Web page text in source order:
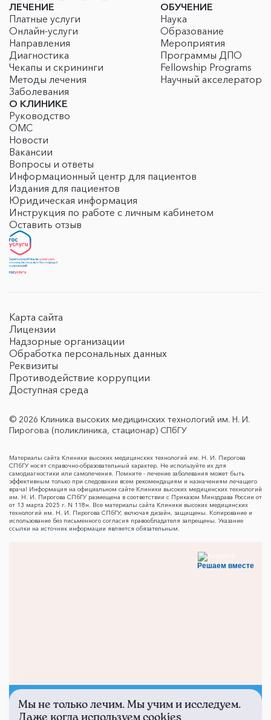
ЛЕЧЕНИЕ
Платные услуги
Онлайн-услуги
Направления
Диагностика
Чекапы и скрининги
Методы лечения
Заболевания
ОБУЧЕНИЕ
Наука
Образование
Мероприятия
Программы ДПО
Fellowship Programs
Научный акселератор
О КЛИНИКЕ
Руководство
ОМС
Новости
Вакансии
Вопросы и ответы
Информационный центр для пациентов
Издания для пациентов
Юридическая информация
Инструкция по работе с личным кабинетом
Оставить отзыв
Карта сайта
Лицензии
Надзорные организации
Обработка персональных данных
Реквизиты
Противодействие коррупции
Доступная среда
© 2026 Клиника высоких медицинских технологий им. Н. И.
Пирогова (поликлиника, стационар) СПбГУ
Материалы сайта Клиники высоких медицинских технологий им. Н. И. Пирогова
СПбГУ носят справочно-образовательный характер. Не используйте их для
самодиагностики или самолечения. Помните - лечение заболевания может быть
эффективным только при следовании всем рекомендациям и назначениям лечащего
врача! Информация на официальном сайте Клиники высоких медицинских технологий
им. Н. И. Пирогова СПбГУ размещена в соответствии с Приказом Минздрава России от
от 13 марта 2025 г. N 118н. Все материалы сайта Клиники высоких медицинских
технологий им. Н. И. Пирогова СПбГУ, включая дизайн, защищены. Копирование и
использование без письменного согласия правообладателя запрещены. Указание
ссылки на источник информации является обязательным.
Решаем вместе
Не смогли записаться к
Мы не только лечим. Мы учим и исследуем.
Даже когда используем cookies